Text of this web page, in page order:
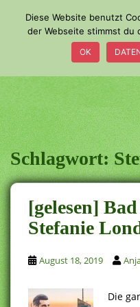
o
m
a
i
n
c
o
n
t
e
n
t
Schlagwort:
[gelesen]
Stefanie
August 18, 2019
Die
Diese Website benutzt
der Webseite stimmst du
OK